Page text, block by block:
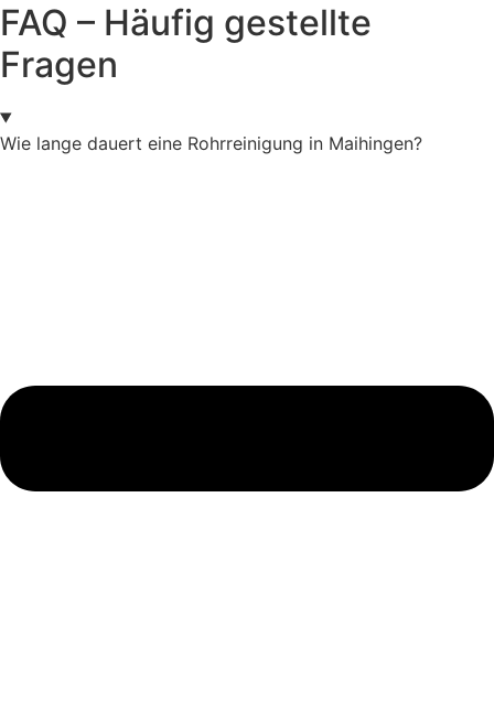
FAQ – Häufig gestellte
Fragen
Wie lange dauert eine Rohrreinigung in Maihingen?